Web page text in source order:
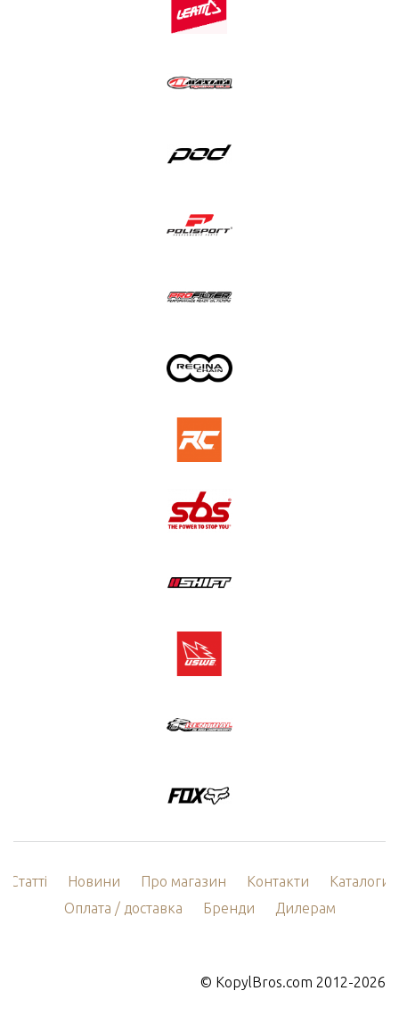
Статті Новини Про магазин Контакти
Каталоги
Оплата / доставка
Бренди Дилерам
© KopylBros.com 2012-2026